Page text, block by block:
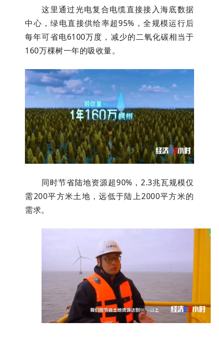
这里通过光电复合电缆直接接入海底数据
中心，绿电直接供给率超95%，全规模运行后
每年可省电6100万度，减少的二氧化碳相当于
160万棵树一年的吸收量。
同时节省陆地资源超90%，2.3兆瓦规模仅
需200平方米土地，远低于陆上2000平方米的
需求。